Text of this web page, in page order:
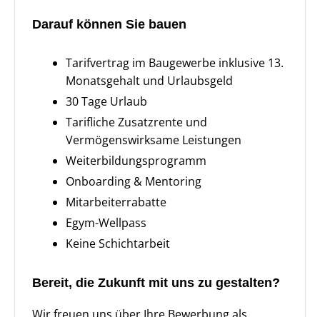
Darauf können Sie bauen
Tarifvertrag im Baugewerbe inklusive 13.
Monatsgehalt und Urlaubsgeld
30 Tage Urlaub
Tarifliche Zusatzrente und
Vermögenswirksame Leistungen
Weiterbildungsprogramm
Onboarding & Mentoring
Mitarbeiterrabatte
Egym-Wellpass
Keine Schichtarbeit
Bereit, die Zukunft mit uns zu gestalten?